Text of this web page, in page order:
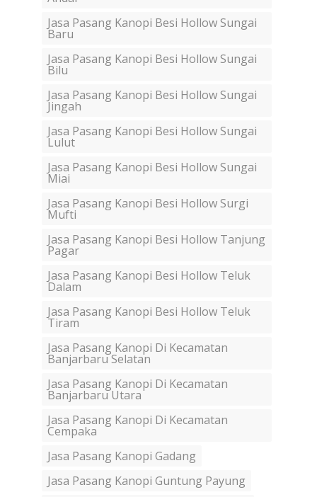
Jasa Pasang Kanopi Besi Hollow Sungai
Baru
Jasa Pasang Kanopi Besi Hollow Sungai
Bilu
Jasa Pasang Kanopi Besi Hollow Sungai
Jingah
Jasa Pasang Kanopi Besi Hollow Sungai
Lulut
Jasa Pasang Kanopi Besi Hollow Sungai
Miai
Jasa Pasang Kanopi Besi Hollow Surgi
Mufti
Jasa Pasang Kanopi Besi Hollow Tanjung
Pagar
Jasa Pasang Kanopi Besi Hollow Teluk
Dalam
Jasa Pasang Kanopi Besi Hollow Teluk
Tiram
Jasa Pasang Kanopi Di Kecamatan
Banjarbaru Selatan
Jasa Pasang Kanopi Di Kecamatan
Banjarbaru Utara
Jasa Pasang Kanopi Di Kecamatan
Cempaka
Jasa Pasang Kanopi Gadang
Jasa Pasang Kanopi Guntung Payung